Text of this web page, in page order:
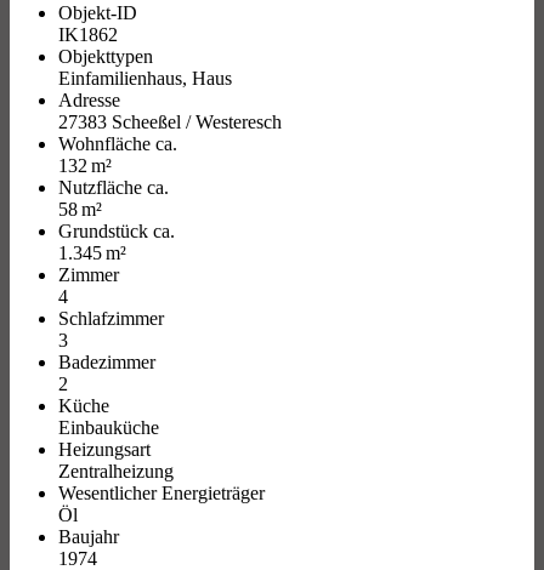
Objekt-ID
IK1862
Objekttypen
Einfamilienhaus, Haus
Adresse
27383 Scheeßel / Westeresch
Wohnfläche ca.
132 m²
Nutzfläche ca.
58 m²
Grund­stück ca.
1.345 m²
Zimmer
4
Schlafzimmer
3
Badezimmer
2
Küche
Einbauküche
Heizungsart
Zentralheizung
Wesentlicher Energieträger
Öl
Baujahr
1974